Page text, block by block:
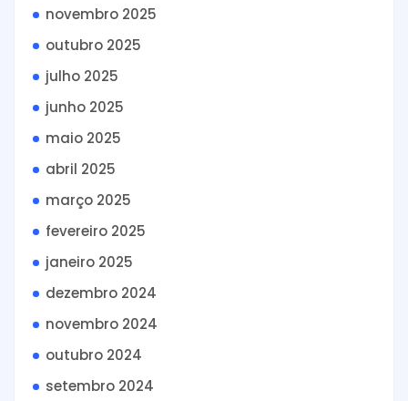
novembro 2025
outubro 2025
julho 2025
junho 2025
maio 2025
abril 2025
março 2025
fevereiro 2025
janeiro 2025
dezembro 2024
novembro 2024
outubro 2024
setembro 2024